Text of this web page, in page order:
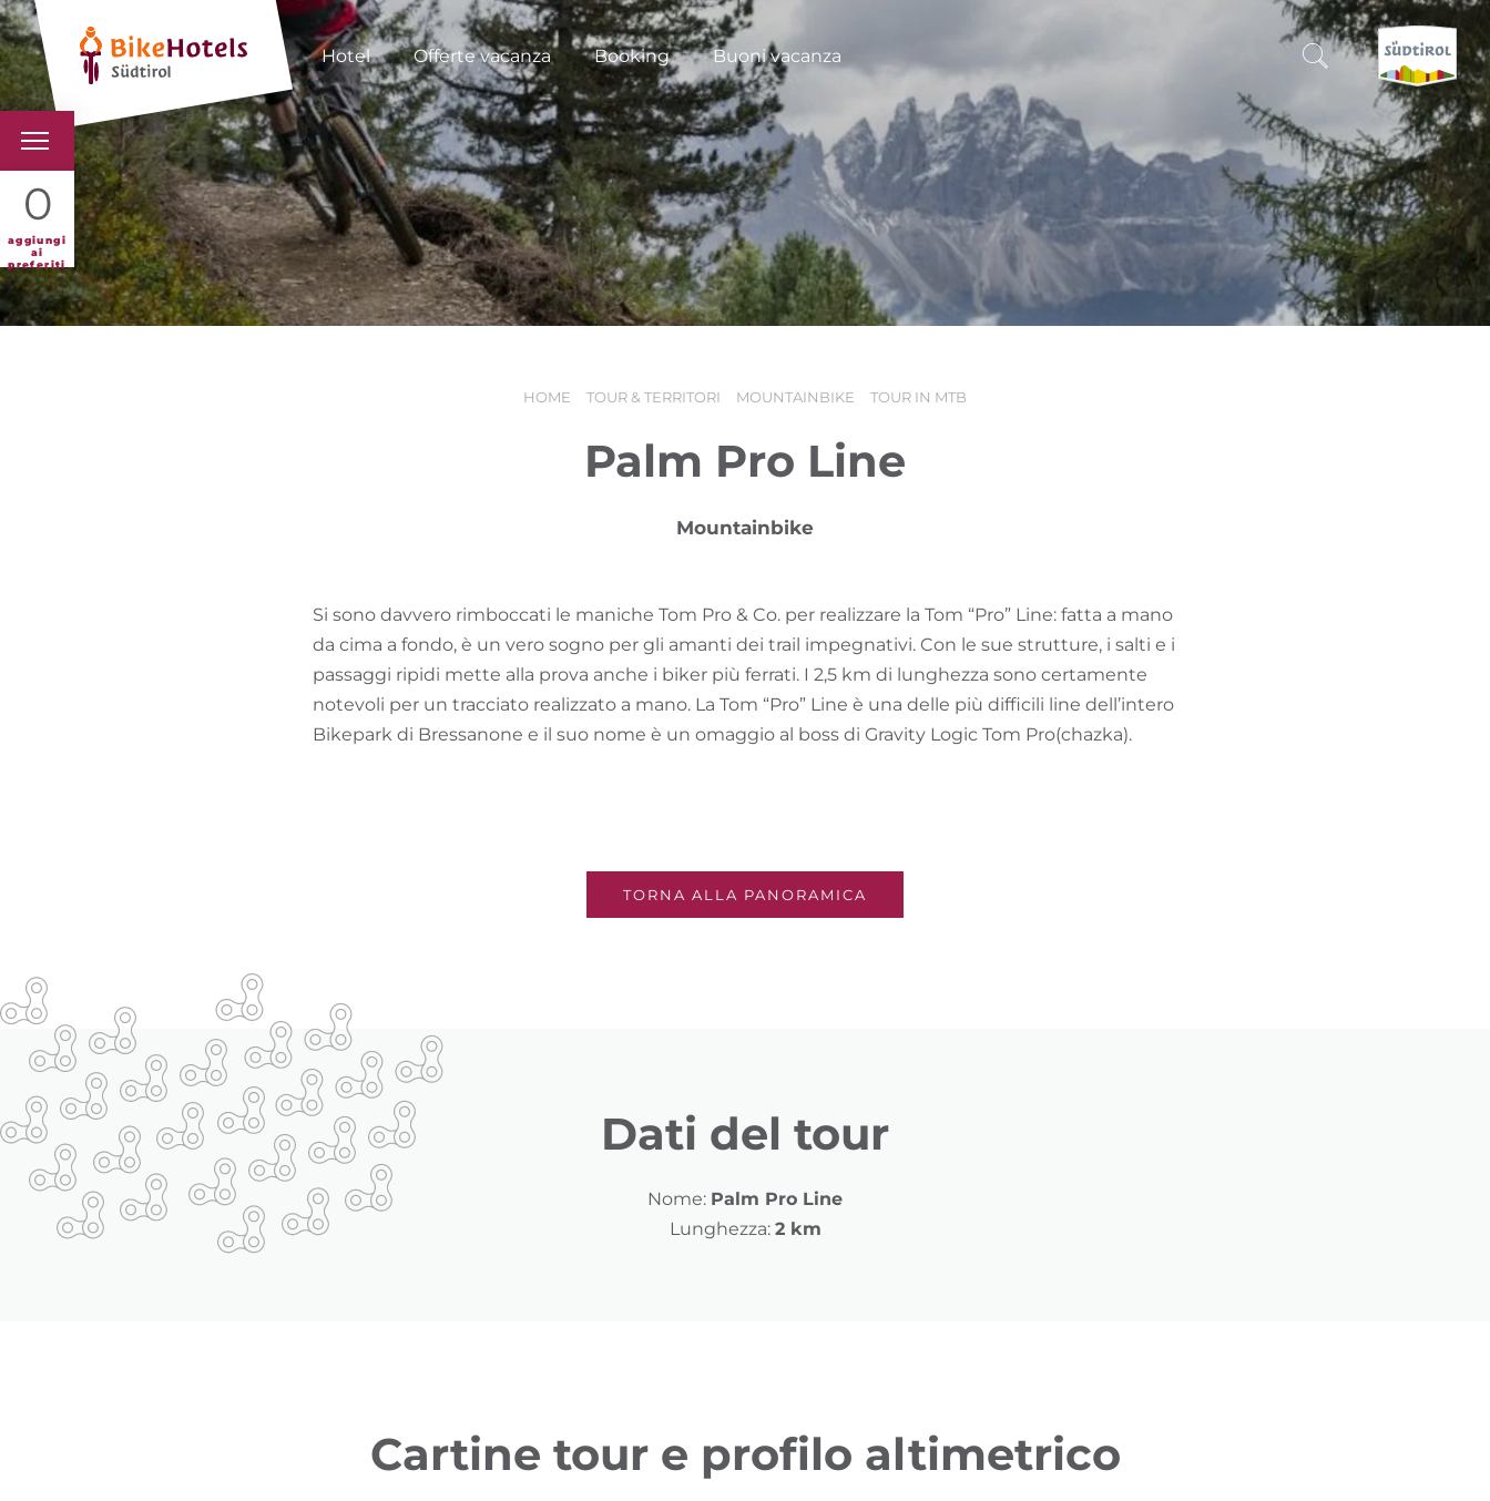
Hotel Offerte vacanza Booking Buoni vacanza
0
aggiungi
ai
preferiti
BIKEHOTELS
HOTELS & PACCHETTI
TOUR & TERRITORI
CERCA E PRENOTA
SCOPRI L'ALTO ADIGE
QUANDO?
-
HOME TOUR & TERRITORI MOUNTAINBIKE TOUR IN MTB
Palm Pro Line
Mountainbike
Si sono davvero rimboccati le maniche Tom Pro & Co. per realizzare la Tom “Pro” Line: fatta a mano
da cima a fondo, è un vero sogno per gli amanti dei trail impegnativi. Con le sue strutture, i salti e i
passaggi ripidi mette alla prova anche i biker più ferrati. I 2,5 km di lunghezza sono certamente
notevoli per un tracciato realizzato a mano. La Tom “Pro” Line è una delle più difficili line dell’intero
Bikepark di Bressanone e il suo nome è un omaggio al boss di Gravity Logic Tom Pro(chazka).
TORNA ALLA PANORAMICA
Dati del tour
Nome: Palm Pro Line
Lunghezza: 2 km
Cartine tour e profilo altimetrico